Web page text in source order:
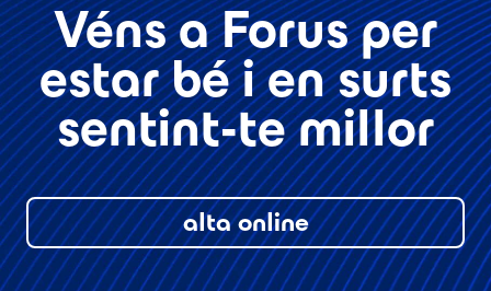
Véns a Forus per
estar bé i en surts
sentint-te millor
alta online